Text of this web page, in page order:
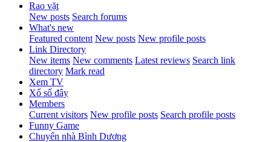
Rao vặt
New posts Search forums
What's new
Featured content New posts New profile posts
Link Directory
New items New comments Latest reviews Search link
directory Mark read
Xem TV
Xổ số đây
Members
Current visitors New profile posts Search profile posts
Funny Game
Chuyển nhà Bình Dương